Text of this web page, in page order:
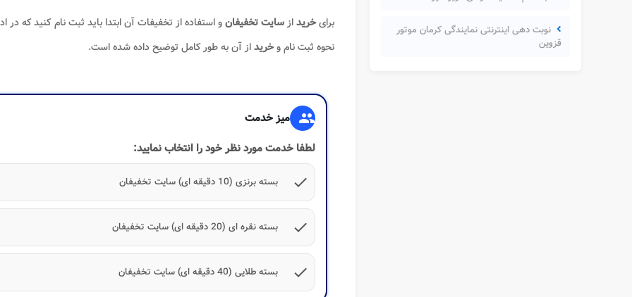
نوبت دهی اینترنتی نمایندگی کرمان موتور
قزوین
برایخریدازسایت تخفیفانو استفاده از تخفیفات آن ابتدا باید ثبت نام کنید که در
نحوه ثبت نام وخریداز آن به طور کامل توضیح داده شده است.
group میز خدمت
لطفا خدمت مورد نظر خود را انتخاب نمایید:
check
بسته برنزی (10 دقیقه ای) سایت تخفیفان
check بسته نقره ای (20 دقیقه ای) سایت تخفیفان
check بسته طلایی (40 دقیقه ای) سایت تخفیفان